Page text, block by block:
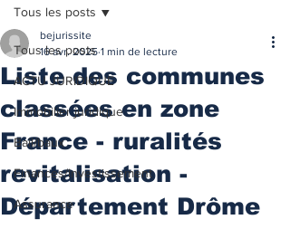
Tous les posts
ACTU JURIDIQUE
Immobilier juridique
Bail/baux
Finances/Investissement
Assurance
Tous les posts
Liste des communes
classées en zone
France - ruralités
revitalisation -
Département Drôme
bejurissite
16 avr. 2025 1 min de lecture